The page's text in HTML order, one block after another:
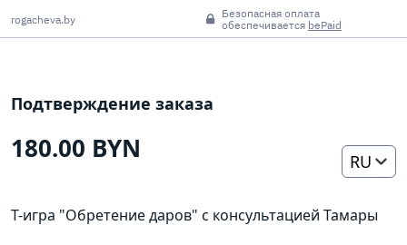
rogacheva.by
Безопасная оплата
обеспечивается bePaid
Подтверждение заказа
180.00 BYN RU
Т-игра "Обретение даров" с консультацией Тамары